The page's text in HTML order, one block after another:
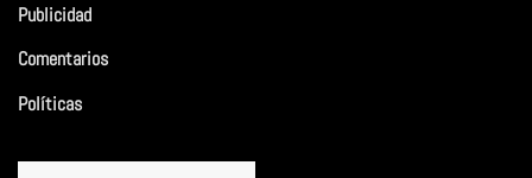
Publicidad
Comentarios
Políticas